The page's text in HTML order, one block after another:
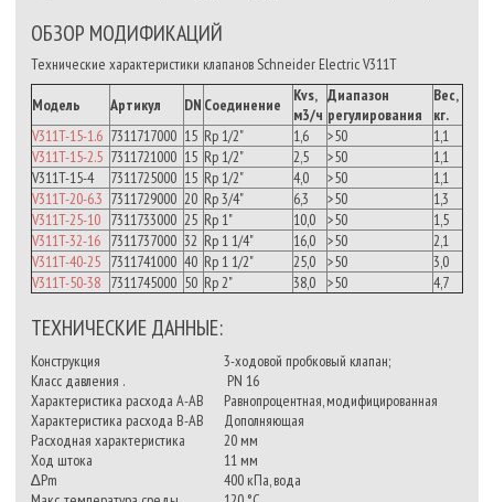
ОБЗОР МОДИФИКАЦИЙ
Технические характеристики клапанов Schneider Electric V311T
Модель Артикул DN Соединение
Kvs,
м3/ч
Диапазон
регулирования
Вес,
кг.
V311T-15-1.6 7311717000 15 Rp 1/2" 1,6 >50
1,1
V311T-15-2.5 7311721000 15 Rp 1/2" 2,5 >50
1,1
V311T-15-4
7311725000 15 Rp 1/2" 4,0 >50
1,1
V311T-20-6.3 7311729000 20 Rp 3/4" 6,3 >50
1,3
V311T-25-10 7311733000 25 Rp 1" 10,0 >50
1,5
V311T-32-16 7311737000 32 Rp 1 1/4" 16,0 >50
2,1
V311T-40-25 7311741000 40 Rp 1 1/2" 25,0 >50
3,0
V311T-50-38 7311745000 50 Rp 2" 38,0 >50 4,7
ТЕХНИЧЕСКИЕ ДАННЫЕ:
Конструкция
3-ходовой пробковый клапан;
Класс давления .
PN 16
Характеристика расхода A-AB
Равнопроцентная, модифицированная
Характеристика расхода B-AB
Дополняющая
Расходная характеристика
20 мм
Ход штока
11 мм
∆Pm
400 кПа, вода